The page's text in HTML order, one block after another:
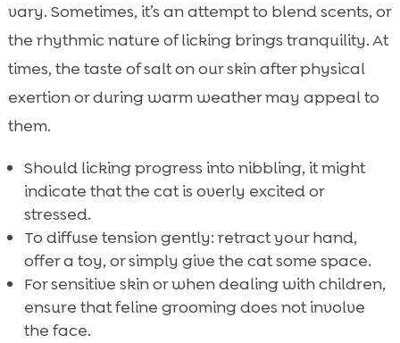
vary. Sometimes, it’s an attempt to blend scents, or
the rhythmic nature of licking brings tranquility. At
times, the taste of salt on our skin after physical
exertion or during warm weather may appeal to
them.
Should licking progress into nibbling, it might
indicate that the cat is overly excited or
stressed.
To diffuse tension gently: retract your hand,
offer a toy, or simply give the cat some space.
For sensitive skin or when dealing with children,
ensure that feline grooming does not involve
the face.